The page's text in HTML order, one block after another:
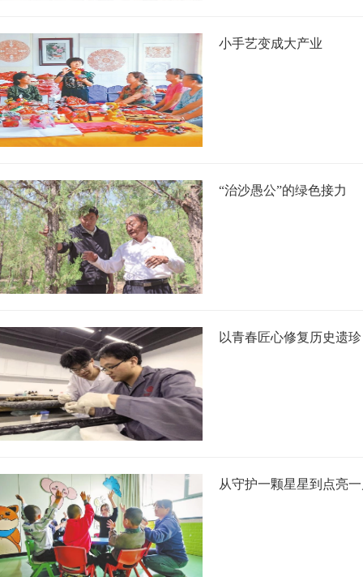
小手艺变成大产业
“治沙愚公”的绿色接力
以青春匠心修复历史遗珍
从守护一颗星星到点亮